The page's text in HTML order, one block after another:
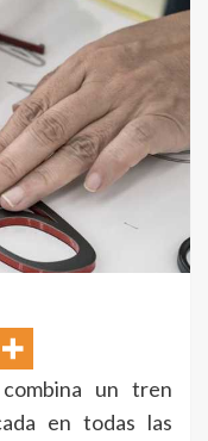
un tren
en todas las